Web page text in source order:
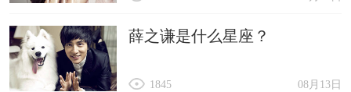
薛之谦是什么星座？
08月13日
1845